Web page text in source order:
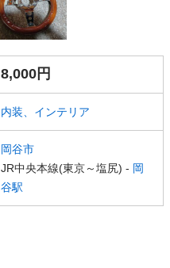
8,000円
内装、インテリア
岡谷市
JR中央本線(東京～塩尻) - 岡
谷駅